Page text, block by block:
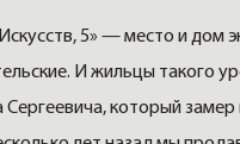
5» — место и дом
И жильцы такого
Сергеевича, который